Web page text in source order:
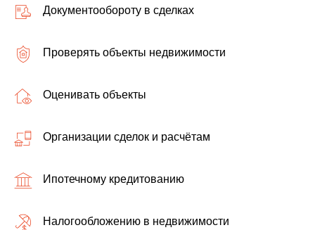
Документообороту в сделках
Проверять объекты недвижимости
Оценивать объекты
Организации сделок и расчётам
Ипотечному кредитованию
Налогообложению в недвижимости